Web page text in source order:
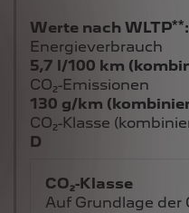
Werte nach WLTP**:
Energieverbrauch
5,7 l/100 km
CO₂-Emissionen
130 g/km
CO₂-Klasse
D
CO₂-Klasse
Auf Grundlage der